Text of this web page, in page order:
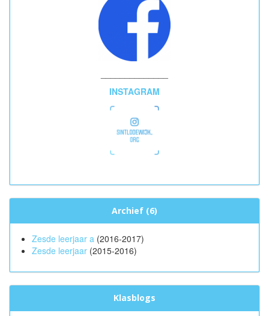
INSTAGRAM
Archief (6)
Zesde leerjaar a (2016-2017)
Zesde leerjaar (2015-2016)
Klasblogs